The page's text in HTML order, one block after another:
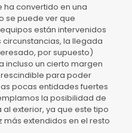
ha convertido en una
se puede ver que
están intervenidos
circunstancias, la llegada
por supuesto)
incluso un cierto margen
para poder
pocas entidades fuertes
la posibilidad de
exterior, ya que este tipo
extendidos en el resto